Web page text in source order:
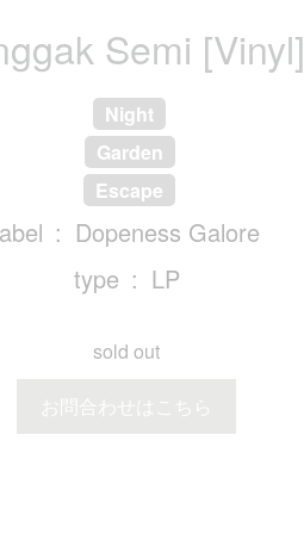
Semi [Vinyl]
Night
Garden
Escape
Dopeness Galore
type
LP
sold out
お問合わせはこちら